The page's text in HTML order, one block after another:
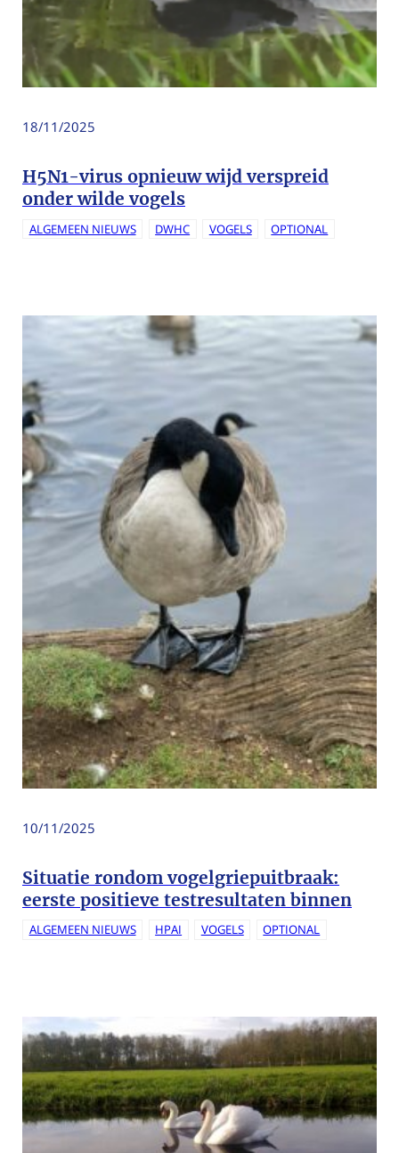
18/11/2025
H5N1-virus opnieuw wijd verspreid
onder wilde vogels
ALGEMEEN NIEUWS DWHC VOGELS OPTIONAL
10/11/2025
Situatie rondom vogelgriepuitbraak:
eerste positieve testresultaten binnen
ALGEMEEN NIEUWS HPAI VOGELS OPTIONAL